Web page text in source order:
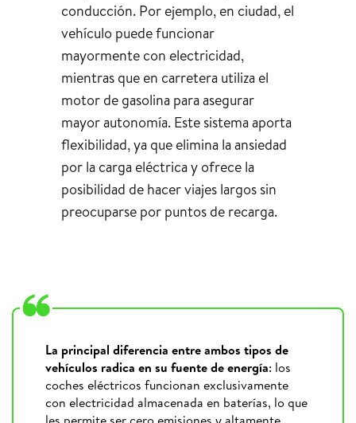
conducción. Por ejemplo, en ciudad, el
vehículo puede funcionar
mayormente con electricidad,
mientras que en carretera utiliza el
motor de gasolina para asegurar
mayor autonomía. Este sistema aporta
flexibilidad, ya que elimina la ansiedad
por la carga eléctrica y ofrece la
posibilidad de hacer viajes largos sin
preocuparse por puntos de recarga.
La principal diferencia entre ambos tipos de
vehículos radica en su fuente de energía: los
coches eléctricos funcionan exclusivamente
con electricidad almacenada en baterías, lo que